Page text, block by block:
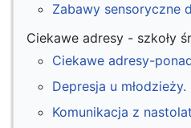
Zabawy sensoryczne
Ciekawe adresy - szkoły
Ciekawe adresy-
Depresja u młodzieży.
Komunikacja z